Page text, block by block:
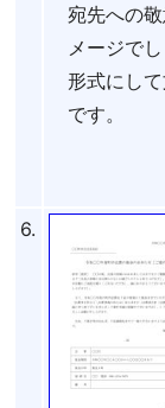
宛先への
メージで
形式にし
です。
6.